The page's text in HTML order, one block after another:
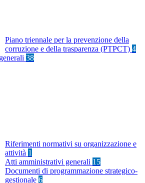
Piano triennale per la prevenzione della
corruzione e della trasparenza (PTPCT) 4
38
Riferimenti normativi su organizzazione e
attività 1
Atti amministrativi generali 15
Documenti di programmazione strategico-
gestionale 6